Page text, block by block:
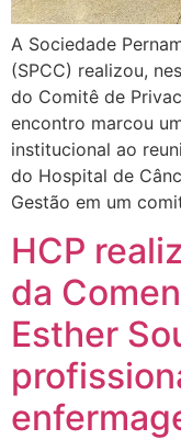
A Sociedade
(SPCC) realizou,
do Comitê de
encontro marcou
institucional ao
do Hospital de
Gestão em um
HCP
da
Esther